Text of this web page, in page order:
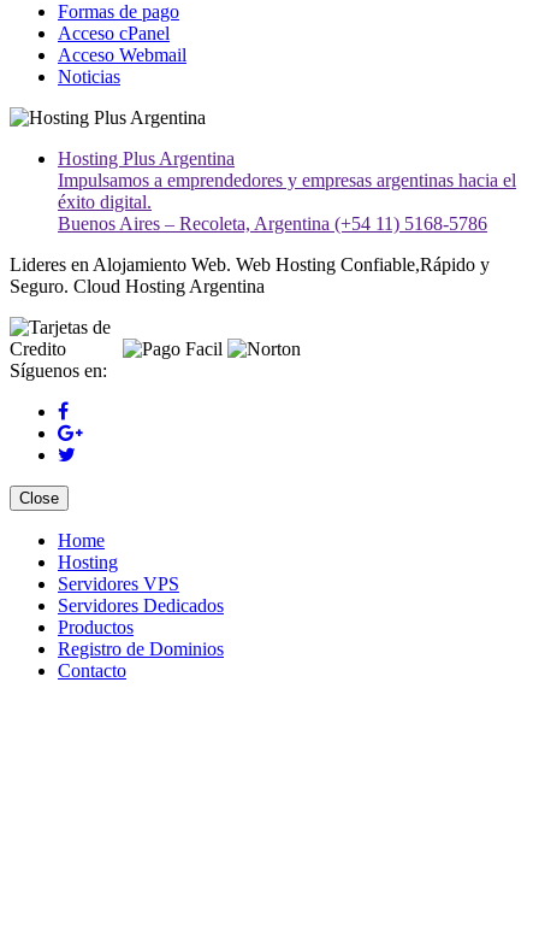
Formas de pago
Acceso cPanel
Acceso Webmail
Noticias
Hosting Plus Argentina
Impulsamos a emprendedores y empresas argentinas hacia el
éxito digital.
Buenos Aires – Recoleta, Argentina (+54 11) 5168-5786
Lideres en Alojamiento Web. Web Hosting Confiable,Rápido y
Seguro. Cloud Hosting Argentina
Síguenos en:
Close
Home
Hosting
Servidores VPS
Servidores Dedicados
Productos
Registro de Dominios
Contacto